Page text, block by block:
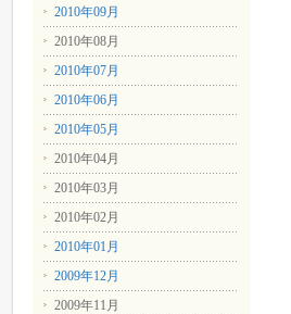
2010年09月
2010年08月
2010年07月
2010年06月
2010年05月
2010年04月
2010年03月
2010年02月
2010年01月
2009年12月
2009年11月